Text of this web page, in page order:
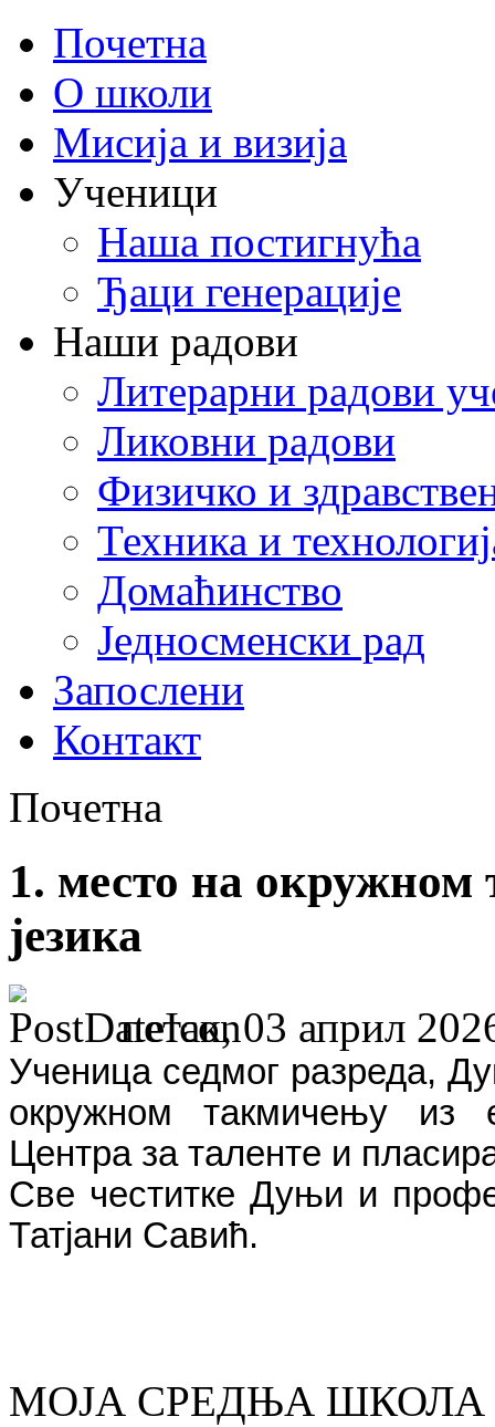
Почетна
О школи
Мисија и визија
Ученици
Наша постигнућа
Ђаци генерације
Наши радови
Литерарни радови
Ликовни радови
Физичко и
Техника и
Домаћинство
Једносменски рад
Запослени
Контакт
Почетна
1. место на окружном
језика
петак, 03 април
Ученица седмог разреда,
окружном такмичењу из
Центра за таленте и
Све честитке Дуњи и
Татјани Савић.
МОЈА СРЕДЊА ШКОЛА